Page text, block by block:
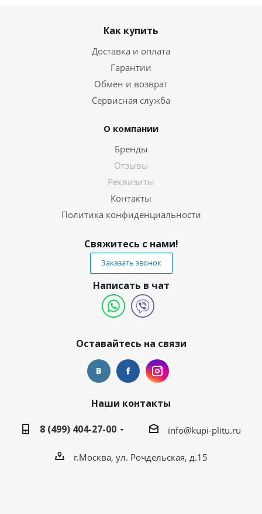
Как купить
Доставка и оплата
Гарантии
Обмен и возврат
Сервисная служба
О компании
Бренды
Отзывы
Реквизиты
Контакты
Политика конфиденциальности
Свяжитесь с нами!
Заказать звонок
Написать в чат
Оставайтесь на связи
Наши контакты
8 (499) 404-27-00
info@kupi-plitu.ru
г.Москва, ул. Рочдельская, д.15